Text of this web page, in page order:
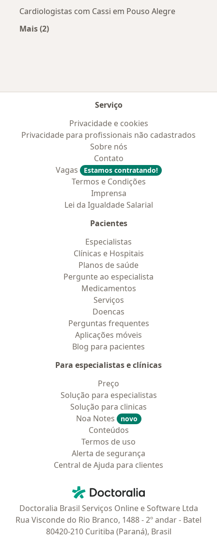
Cardiologistas com Cassi em Pouso Alegre
Mais (2)
Serviço
Privacidade e cookies
Privacidade para profissionais não cadastrados
Sobre nós
Contato
Vagas
Estamos contratando!
Termos e Condições
Imprensa
Lei da Igualdade Salarial
Pacientes
Especialistas
Clínicas e Hospitais
Planos de saúde
Pergunte ao especialista
Medicamentos
Serviços
Doencas
Perguntas frequentes
Aplicações móveis
Blog para pacientes
Para especialistas e clínicas
Preço
Solução para especialistas
Solução para clinicas
Noa Notes
novo
Conteúdos
Termos de uso
Alerta de segurança
Central de Ajuda para clientes
Doctoralia - Homepage
Doctoralia Brasil Serviços Online e Software Ltda
Rua Visconde do Rio Branco, 1488 - 2º andar - Batel
80420-210 Curitiba (Paraná), Brasil